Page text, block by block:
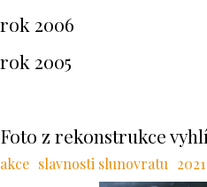
rok 2006
rok 2005
Foto z rekonstrukce
akce slavnosti slunovratu 2021